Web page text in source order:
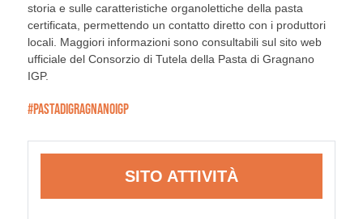
storia e sulle caratteristiche organolettiche della pasta
certificata, permettendo un contatto diretto con i produttori
locali. Maggiori informazioni sono consultabili sul sito web
ufficiale del Consorzio di Tutela della Pasta di Gragnano
IGP.
#PASTADIGRAGNANOIGP
SITO ATTIVITÀ